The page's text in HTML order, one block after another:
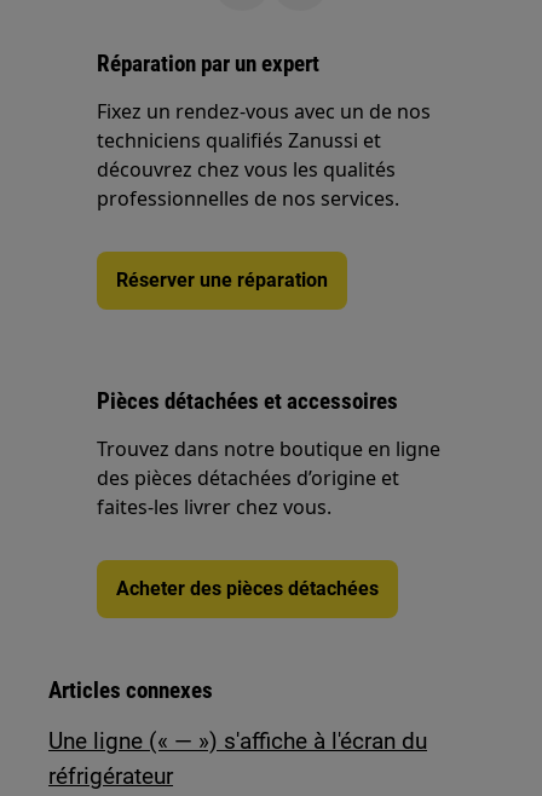
Réparation par un expert
Fixez un rendez-vous avec un de nos
techniciens qualifiés Zanussi et
découvrez chez vous les qualités
professionnelles de nos services.
Réserver une réparation
Pièces détachées et accessoires
Trouvez dans notre boutique en ligne
des pièces détachées d’origine et
faites-les livrer chez vous.
Acheter des pièces détachées
Articles connexes
Une ligne (« — ») s'affiche à l'écran du
réfrigérateur